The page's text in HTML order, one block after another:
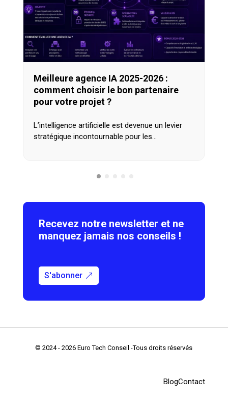
Meilleure agence IA 2025-2026 :
comment choisir le bon partenaire
pour votre projet ?
L’intelligence artificielle est devenue un levier
stratégique incontournable pour les…
Recevez notre newsletter et ne
manquez jamais nos conseils !
S'abonner
© 2024 - 2026 Euro Tech Conseil -Tous droits réservés
BlogContact